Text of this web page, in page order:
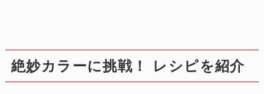
絶妙カラーに挑戦！ レシピを紹介